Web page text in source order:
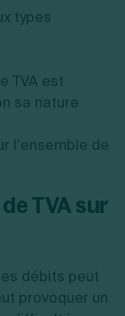
types
TVA est
sa nature
l’ensemble de
TVA sur
débits peut
provoquer un